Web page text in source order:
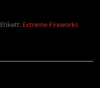
Etikett: Extreme Fireworks